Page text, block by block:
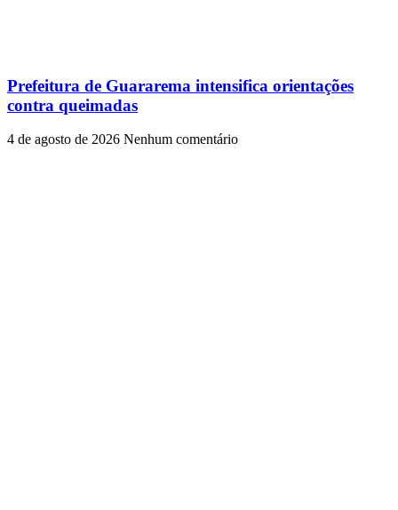
Prefeitura de Guararema intensifica orientações
contra queimadas
4 de agosto de 2026 Nenhum comentário